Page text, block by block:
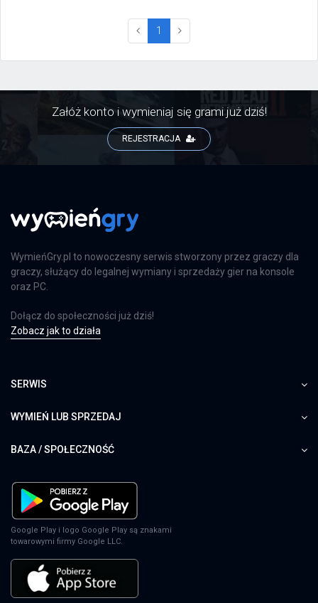
1 (current)
Załóż konto i wymieniaj się grami już dziś!
REJESTRACJA
WymieńGry.pl to nowoczesny serwis stworzony przez graczy dla
graczy, służący do legalnej wymiany i sprzedaży gier na konsole
oraz PC.
Dołącz do społeczności już dziś!
Zobacz jak to działa
SERWIS
WYMIEŃ LUB SPRZEDAJ
BAZA / SPOŁECZNOŚĆ
Google Play i logo Google Play są znakami
towarowymi firmy Google LLC.